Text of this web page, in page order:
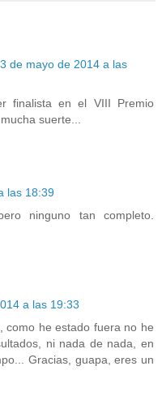
3 de mayo de 2014 a las
finalista en el VIII Premio
suerte...
las 18:39
ninguno tan completo.
a las 19:33
como he estado fuera no he
ni nada de nada, en
Gracias, guapa, eres un